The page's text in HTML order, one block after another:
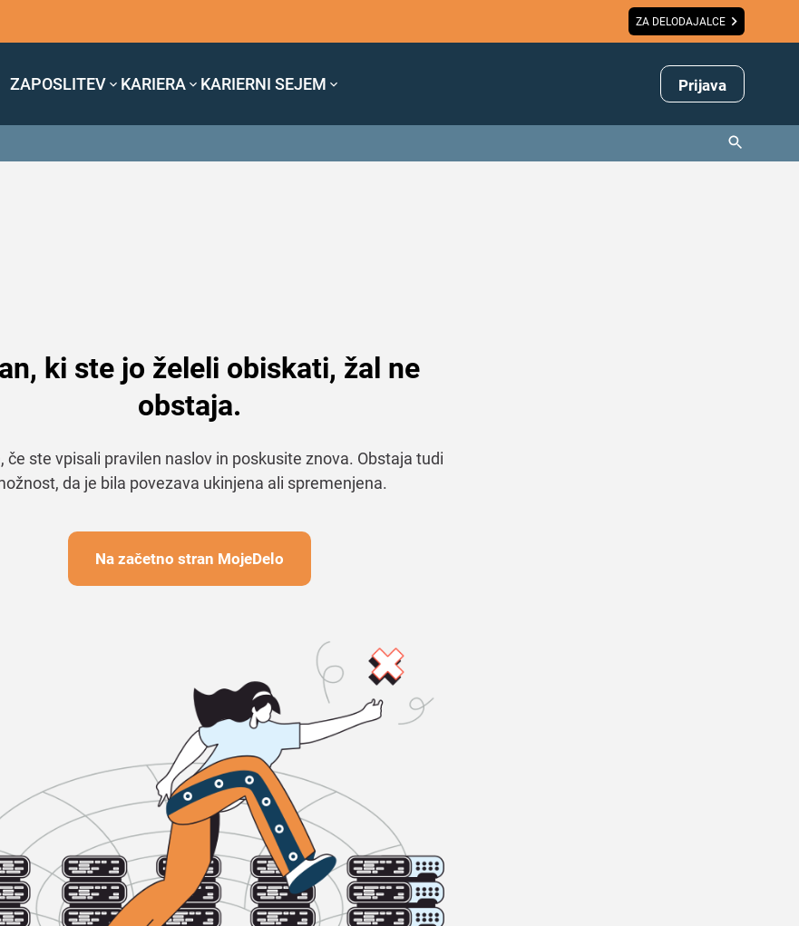
ZA DELODAJALCE
ZAPOSLITEV KARIERA KARIERNI SEJEM Prijava
ki ste jo želeli obiskati, žal ne
obstaja.
če ste vpisali pravilen naslov in poskusite znova. Obstaja tudi
da je bila povezava ukinjena ali spremenjena.
Na začetno stran MojeDelo